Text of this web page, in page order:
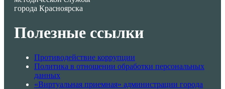
города Красноярска
Полезные ссылки
Противодействие коррупции
Политика в отношении обработки персональных
данных
«Виртуальная приемная» администрации города